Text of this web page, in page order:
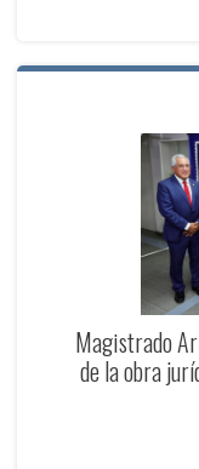
Magistrado
de la obra